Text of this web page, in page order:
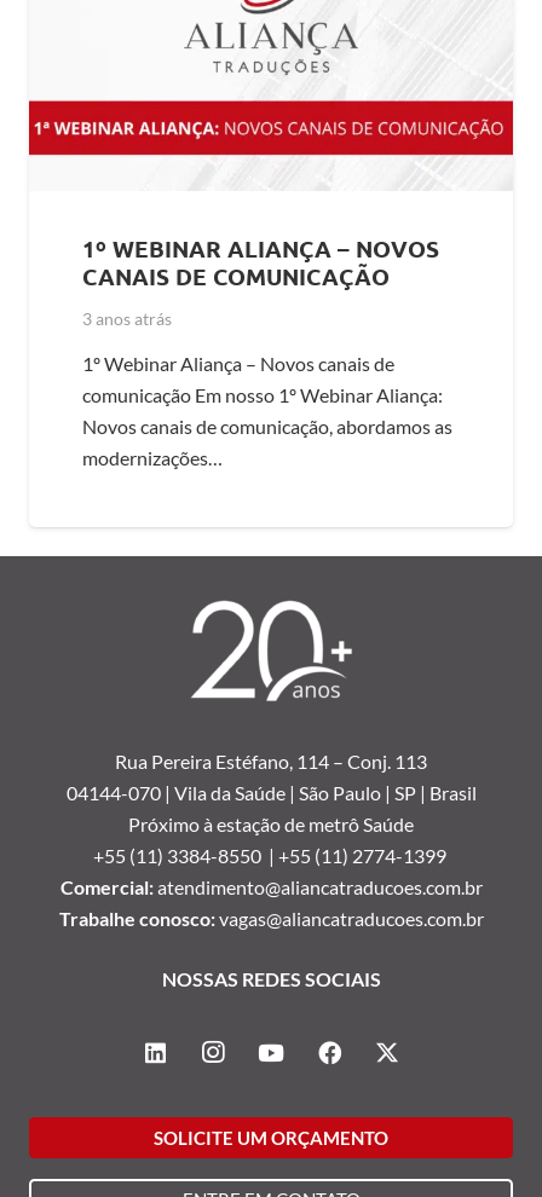
1º WEBINAR ALIANÇA – NOVOS
CANAIS DE COMUNICAÇÃO
3 anos atrás
1º Webinar Aliança – Novos canais de
comunicação Em nosso 1º Webinar Aliança:
Novos canais de comunicação, abordamos as
modernizações…
Rua Pereira Estéfano, 114 – Conj. 113
04144-070 | Vila da Saúde | São Paulo | SP | Brasil
Próximo à estação de metrô Saúde
+55 (11) 3384-8550 | +55 (11) 2774-1399
Comercial:atendimento@aliancatraducoes.com.br
Trabalhe conosco:vagas@aliancatraducoes.com.br
NOSSAS REDES SOCIAIS
SOLICITE UM ORÇAMENTO